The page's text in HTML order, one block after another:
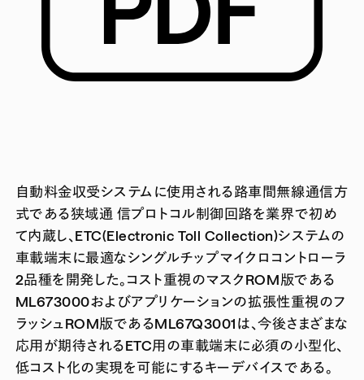
自動料金収受システムに使用される路車間無線通信方
式である狭域通 信プロトコル制御回路を業界で初め
て内蔵し、ETC(Electronic Toll Collection)システムの
車載端末に最適なシングルチップマイクロコントローラ
2品種を開発した。コスト重視のマスクROM版である
ML673000およびアプリケーションの拡張性重視のフ
ラッシュROM版であるML67Q3001は、今後さまざまな
応用が期待されるETC用の車載端末に必須の小型化、
低コスト化の実現を可能にするキーデバイスである。